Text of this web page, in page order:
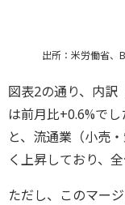
出所：米労働省
図表2の通り、内訳
は前月比+0.6%で
と、流通業（小売
く上昇しており、
ただし、このマー